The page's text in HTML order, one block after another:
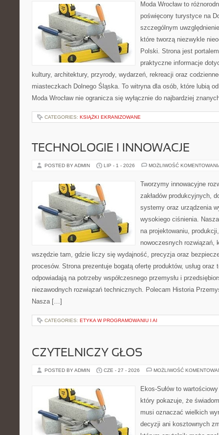
Moda Wrocław to
poświęcony turystyce na
szczególnym
które tworzą niezwykle
Polski. Strona jest
praktyczne informacje
kultury, architektury, przyrody, wydarzeń, rekreacji oraz
miasteczkach Dolnego Śląska. To witryna dla osób, które lubią
Moda Wrocław nie ogranicza się wyłącznie do najbardziej
CATEGORIES: KSIĄŻKI EKRANIZOWANE
TECHNOLOGIE I INNOWACJE
POSTED BY ADMIN LIP - 1 - 2026 MOŻLIWOŚĆ
Tworzymy innowacyjne
zakładów produkcyjnych,
systemy oraz urządzenia
wysokiego ciśnienia.
na projektowaniu,
nowoczesnych rozwiązań,
wszędzie tam, gdzie liczy się wydajność, precyzja oraz
procesów. Strona prezentuje bogatą ofertę produktów, usług oraz
odpowiadają na potrzeby współczesnego przemysłu i
niezawodnych rozwiązań technicznych. Polecam Historia
Nasza […]
CATEGORIES: ETYKA W PROGRAMOWANIU I AI
CZYTELNICZY GŁOS
POSTED BY ADMIN CZE - 27 - 2026 MOŻLIWOŚĆ
Ekos-Sułów to
który pokazuje, że
musi oznaczać wielkich
decyzji ani kosztownych